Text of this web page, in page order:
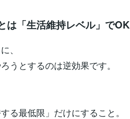
は「生活維持レベル」でOK
、
うとするのは逆効果です。
る最低限」だけにすること。